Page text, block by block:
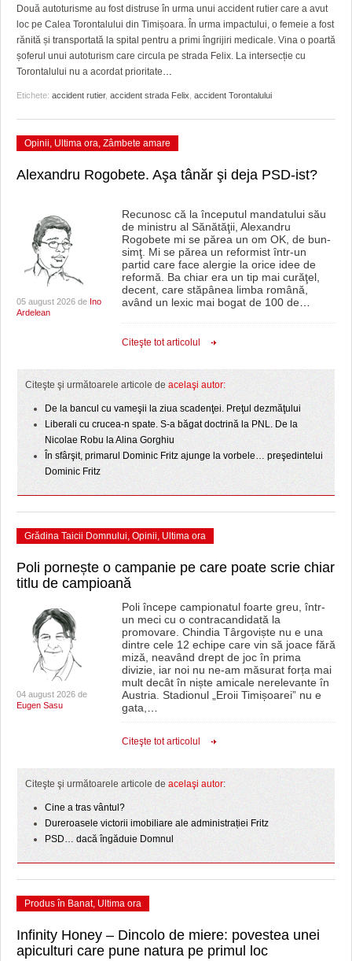
GRĂDINA TAICII DOMNULUI
ZIARISTU’ DE TERASĂ
CU OIŞTEA-N KIERKEGAARD
FINANŢĂRI DE LA A LA Z
CRONICĂ DE FILM
UNDE MERGEM
FILME DOCUMENTARE
CLIPURI VIDEO
ACCIDENTE
ANUNŢURI
INFO SI UTILE
CULTURA
CLIPURI VIDEO
JOCURI ONLINE
FARMACII DIN TIMIŞOARA
LICEE, ŞCOLI ŞI GRĂDINIŢE DIN TIMIŞ
PRIMĂRIILE DIN TIMIŞ
SFATUL MEDICULUI
Două autoturisme au fost distruse în urma unui accident rutier care a avut
loc pe Calea Torontalului din Timișoara. În urma impactului, o femeie a fost
rănită și transportată la spital pentru a primi îngrijiri medicale. Vina o poartă
șoferul unui autoturism care circula pe strada Felix. La intersecție cu
Torontalului nu a acordat prioritate…
Etichete: accident rutier, accident strada Felix accident Torontalului
Opinii, Ultima ora, Zâmbete amare
Alexandru Rogobete. Aşa tânăr şi deja PSD-ist?
05 august 2026 de Ino
Ardelean
Recunosc că la începutul mandatului său
de ministru al Sănătăţii, Alexandru
Rogobete mi se părea un om OK, de bun-
simţ. Mi se părea un reformist într-un
partid care face alergie la orice idee de
reformă. Ba chiar era un tip mai curăţel,
decent, care stăpânea limba română,
având un lexic mai bogat de 100 de…
Citeşte tot articolul
Citeşte şi următoarele articole de acelaşi autor:
De la bancul cu vameşii la ziua scadenţei. Preţul dezmăţului
Liberali cu crucea-n spate. S-a băgat doctrină la PNL. De la
Nicolae Robu la Alina Gorghiu
În sfârşit, primarul Dominic Fritz ajunge la vorbele… preşedintelui
Dominic Fritz
Grădina Taicii Domnului, Opinii, Ultima ora
Poli pornește o campanie pe care poate scrie chiar
titlu de campioană
04 august 2026 de
Eugen Sasu
Poli începe campionatul foarte greu, într-
un meci cu o contracandidată la
promovare. Chindia Târgoviște nu e una
dintre cele 12 echipe care vin să joace fără
miză, neavând drept de joc în prima
divizie, iar noi nu ne-am măsurat forța mai
mult decât în niște amicale nerelevante în
Austria. Stadionul „Eroii Timișoarei” nu e
gata,…
Citeşte tot articolul
Citeşte şi următoarele articole de acelaşi autor:
Cine a tras vântul?
Dureroasele victorii imobiliare ale administrației Fritz
PSD… dacă îngăduie Domnul
Produs în Banat, Ultima ora
Infinity Honey – Dincolo de miere: povestea unei
apiculturi care pune natura pe primul loc